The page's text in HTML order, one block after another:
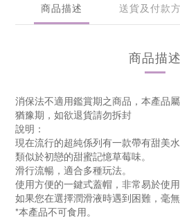
商品描述 送貨及付款
商品描述
消保法不適用鑑賞期之商品，本產品
猶豫期，如欲退貨請勿拆封
說明：
現在流行的超純係列有一款帶有甜美水
類似於初戀的甜蜜記憶草莓味。
滑行流暢，適合多種玩法。
使用方便的一鍵式蓋帽，非常易於使用
如果您在選擇潤滑液時遇到困難，毫
*本產品不可食用。